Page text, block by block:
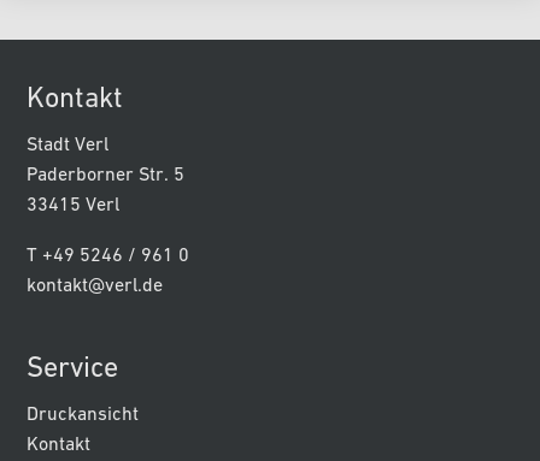
Kontakt
Stadt Verl
Paderborner Str. 5
33415 Verl
T +49 5246 / 961 0
kontakt@verl.de
Service
Druckansicht
Kontakt